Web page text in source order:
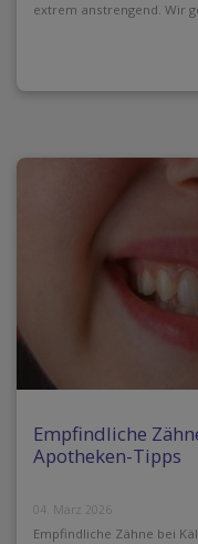
extrem anstrengend. Wir
Empfindliche
Apotheken-Tipps
04. März 2026
Empfindliche Zähne bei